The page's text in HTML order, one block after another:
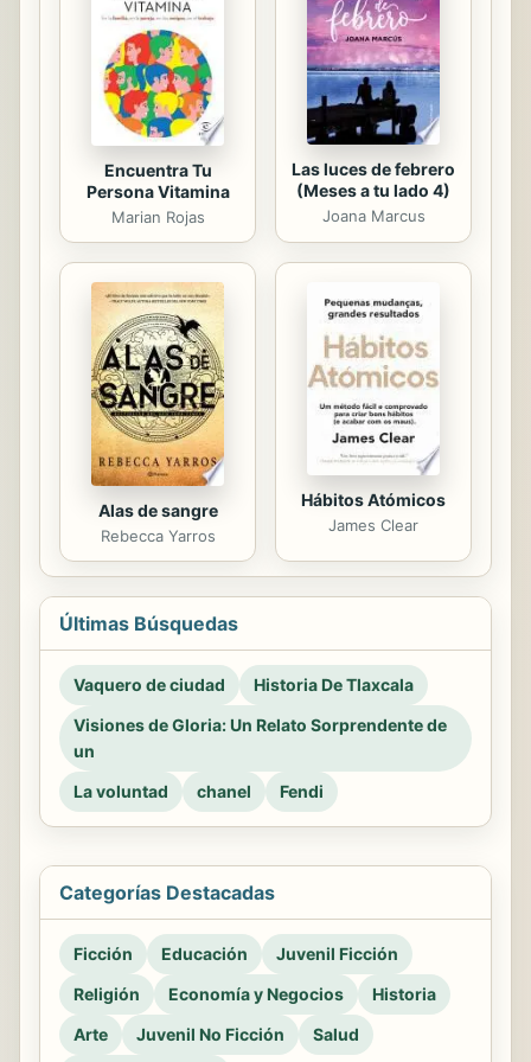
"albóndiga" que no guste.
Encuentra Tu
Persona Vitamina
Marian Rojas
Las luces de febrero
(Meses a tu lado 4)
Joana Marcus
Alas de sangre
Rebecca Yarros
Hábitos Atómicos
James Clear
Últimas Búsquedas
Vaquero de ciudad
Historia De Tlaxcala
Visiones de Gloria: Un Relato Sorprendente de
un
La voluntad
chanel Fendi
Categorías Destacadas
Ficción Educación
Juvenil Ficción
Religión
Economía y Negocios
Historia
Arte
Juvenil No Ficción Salud